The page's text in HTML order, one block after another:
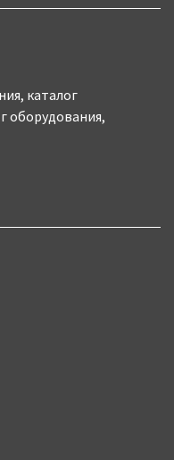
каталог
оборудования,